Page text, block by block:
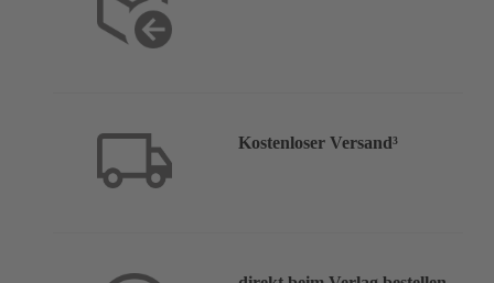
Kostenloser Versand³